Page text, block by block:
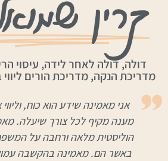
קרין
דולה, דולה לאחר לידה, עיסוי
מדריכת הנקה, מדריכת הורים
אני מאמינה שידע הוא כוח, וליווי
מענה מקיף לכל צורך שיעלה.
הוליסטית מלאה ורחבה על
באשר הם. מאמינה בהקשבה